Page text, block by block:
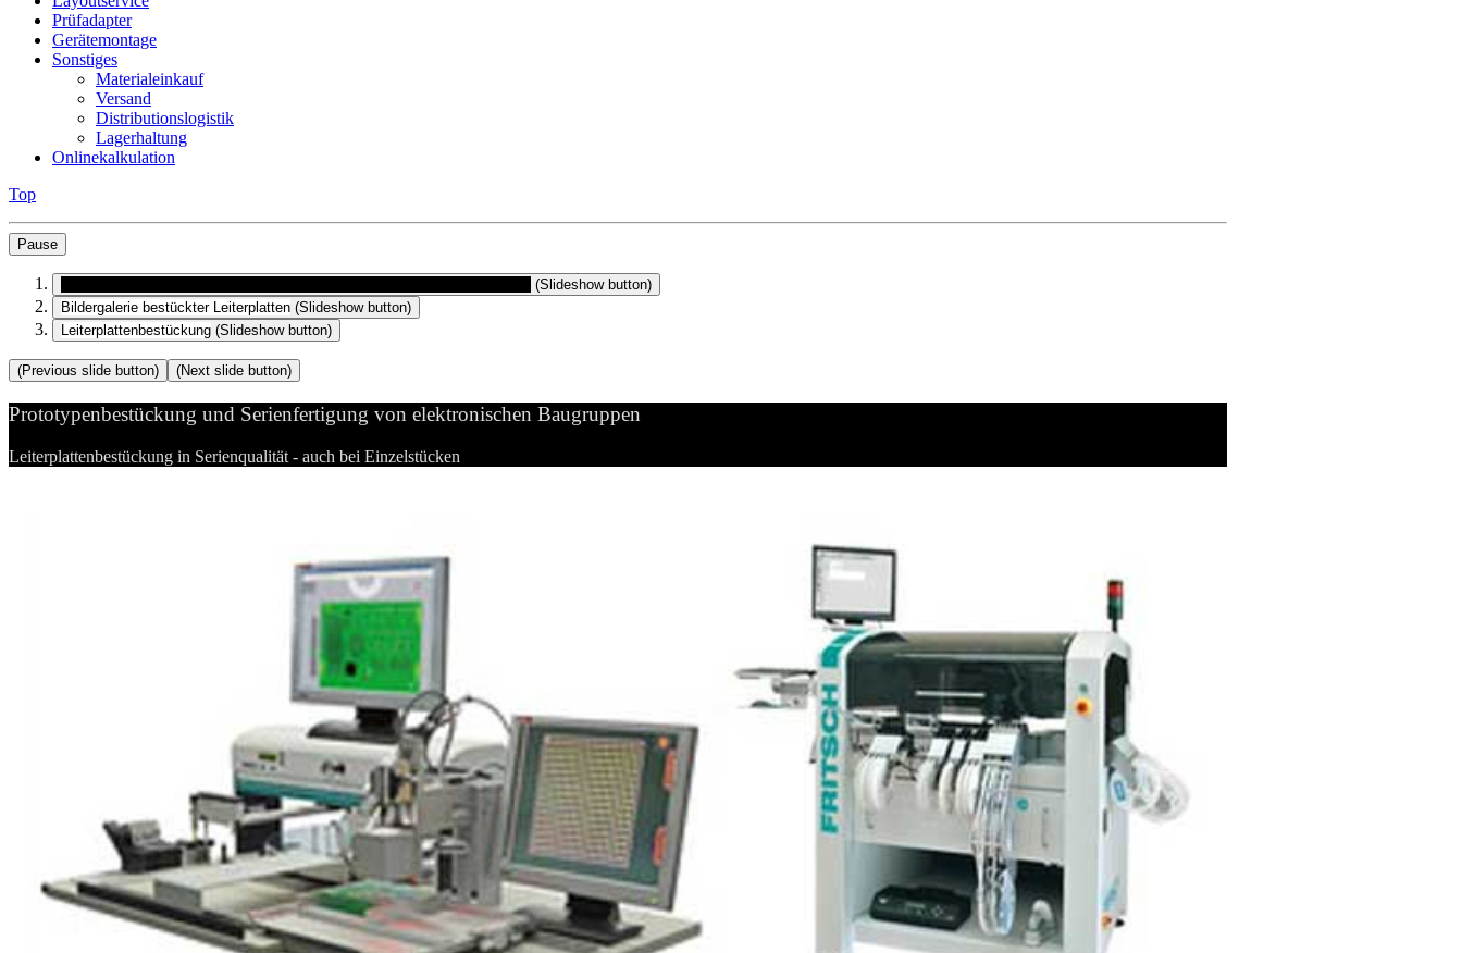
Prüfadapter
Gerätemontage
Sonstiges
Materialeinkauf
Versand
Distributionslogistik
Lagerhaltung
Onlinekalkulation
Top
Pause
(Slideshow button)
Bildergalerie bestückter Leiterplatten (Slideshow button)
Leiterplattenbestückung (Slideshow button)
(Previous slide button) (Next slide button)
Prototypenbestückung und Serienfertigung von elektronischen Baugruppen
Leiterplattenbestückung in Serienqualität - auch bei Einzelstücken